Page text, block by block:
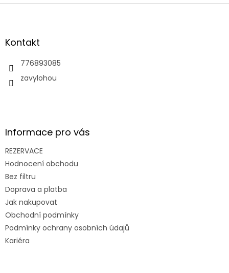
Z
aKontakt
776893085
zavylohou
Informace pro vás
REZERVACE
Hodnocení obchodu
Bez filtru
Doprava a platba
Jak nakupovat
Obchodní podmínky
Podmínky ochrany osobních údajů
Kariéra